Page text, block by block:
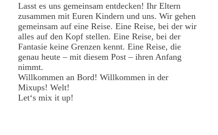
Lasst es uns gemeinsam entdecken! Ihr Eltern
zusammen mit Euren Kindern und uns. Wir gehen
gemeinsam auf eine Reise. Eine Reise, bei der wir
alles auf den Kopf stellen. Eine Reise, bei der
Fantasie keine Grenzen kennt. Eine Reise, die
genau heute – mit diesem Post – ihren Anfang
nimmt.
Willkommen an Bord! Willkommen in der
Mixups! Welt!
Let‘s mix it up!